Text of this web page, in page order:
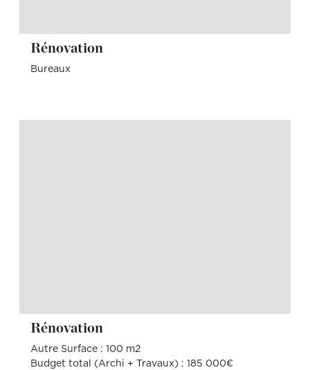
Rénovation
Bureaux
Rénovation
Autre Surface : 100 m2
Budget total (Archi + Travaux) : 185 000€